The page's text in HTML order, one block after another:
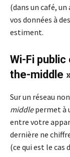
(dans un café,
vos données à
estiment.
Wi-Fi
the-middle
Sur un réseau
middlepermet à
entre votre
dernière ne
(ce qui est le